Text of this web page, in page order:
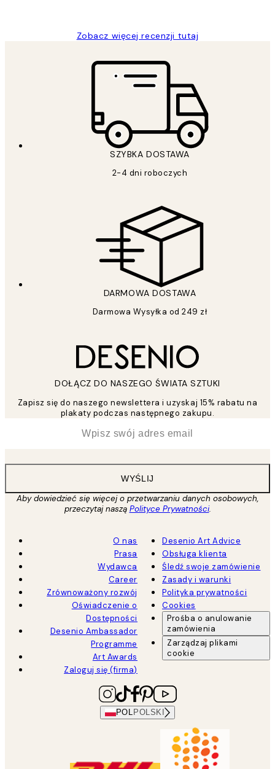
Zobacz więcej recenzji tutaj
SZYBKA DOSTAWA
2-4 dni roboczych
DARMOWA DOSTAWA
Darmowa Wysyłka od 249 zł
DOŁĄCZ DO NASZEGO ŚWIATA SZTUKI
Zapisz się do naszego newslettera i uzyskaj 15% rabatu na
plakaty podczas następnego zakupu.
WYŚLIJ
Aby dowiedzieć się więcej o przetwarzaniu danych osobowych,
przeczytaj naszą Polityce Prywatności.
O nas
Prasa
Wydawca
Career
Zrównoważony rozwój
Oświadczenie o
Dostępności
Desenio Ambassador
Programme
Art Awards
Zaloguj się (firma)
Desenio Art Advice
Obsługa klienta
Śledź swoje zamówienie
Zasady i warunki
Polityka prywatności
Cookies
Prośba o anulowanie
zamówienia
Zarządzaj plikami
cookie
POL POLSKI